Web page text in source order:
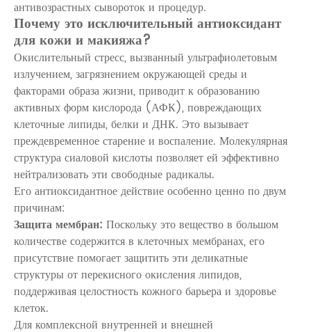
антивозрастных сывороток и процедур.
Почему это исключительный антиоксидант
для кожи и макияжа?
Окислительный стресс, вызванный ультрафиолетовым
излучением, загрязнением окружающей среды и
факторами образа жизни, приводит к образованию
активных форм кислорода (АФК), повреждающих
клеточные липиды, белки и ДНК. Это вызывает
преждевременное старение и воспаление. Молекулярная
структура сиаловой кислоты позволяет ей эффективно
нейтрализовать эти свободные радикалы.
Его антиоксидантное действие особенно ценно по двум
причинам:
Защита мембран: Поскольку это вещество в большом
количестве содержится в клеточных мембранах, его
присутствие помогает защитить эти деликатные
структуры от перекисного окисления липидов,
поддерживая целостность кожного барьера и здоровье
клеток.
Для комплексной внутренней и внешней